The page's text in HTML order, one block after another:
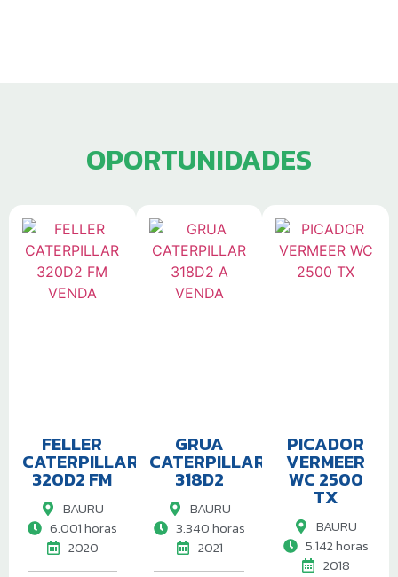
OPORTUNIDADES
FELLER
CATERPILLAR
320D2 FM
BAURU
6.001 horas
2020
GRUA
CATERPILLAR
318D2
BAURU
3.340 horas
2021
PICADOR
VERMEER
WC 2500
TX
BAURU
5.142 horas
2018